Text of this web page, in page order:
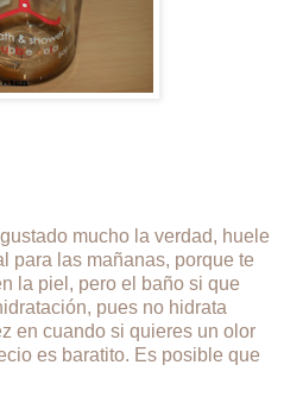
mucho la verdad, huele
para las mañanas, porque te
la piel, pero el baño si que
pues no hidrata
en cuando si quieres un olor
es baratito. Es posible que